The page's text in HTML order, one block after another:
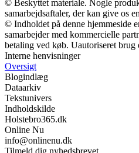
© Beskyttet materiale. Nogle
samarbejdsaftaler, der kan give os
© Indholdet på denne hjemmeside
samarbejder med kommercielle
betaling ved køb. Uautoriseret brug
Interne henvisninger
Oversigt
Blogindlæg
Dataarkiv
Tekstunivers
Indholdskilde
Holstebro365.dk
Online Nu
info@onlinenu.dk
Tilmeld dig nyhedsbrevet